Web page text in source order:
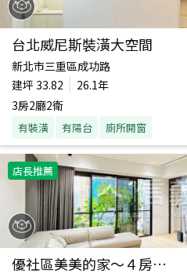
台北威尼斯裝潢大空間
新北市三重區成功路
建坪 33.82
26.1年
3房2廳2衛
有裝潢 有陽台 廁所開窗
店長推薦
優社區美美的家～４房車位